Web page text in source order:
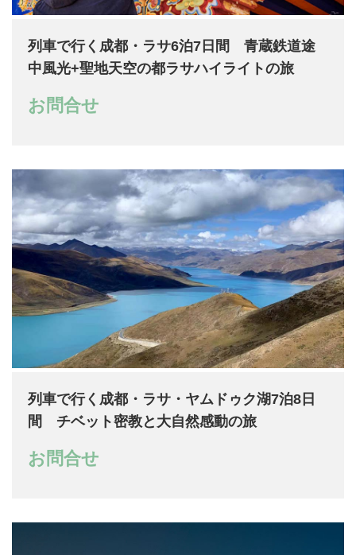
列車で行く成都・ラサ6泊7日間 青蔵鉄道途
中風光+聖地天空の都ラサハイライトの旅
お問合せ
列車で行く成都・ラサ・ヤムドゥク湖7泊8日
間 チベット密教と大自然感動の旅
お問合せ